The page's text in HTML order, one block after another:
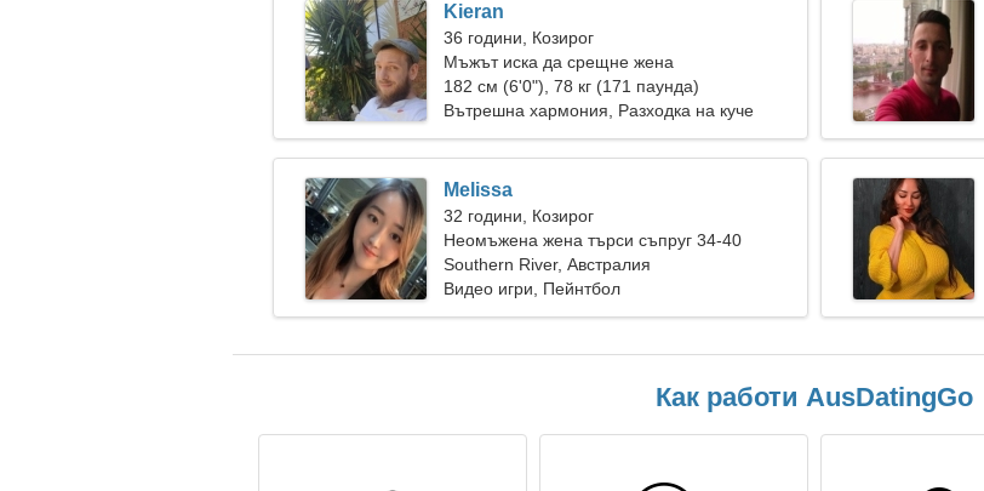
Kieran
36 години, Козирог
Мъжът иска да срещне жена
182 см (6'0"), 78 кг (171 паунда)
Вътрешна хармония, Разходка на куче
Melissa
32 години, Козирог
Неомъжена жена търси съпруг 34-40
Southern River, Австралия
Видео игри, Пейнтбол
Как работи AusDatingGo